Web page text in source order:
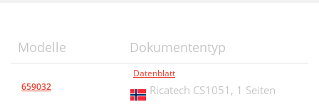
Modelle Dokumententyp
659032
Datenblatt
Ricatech CS1051, 1 Seiten